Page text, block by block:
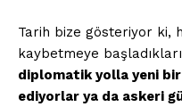
Tarih bize gösteriyor ki,
kaybetmeye
diplomatik yolla yeni bir
ediyorlar ya da askeri